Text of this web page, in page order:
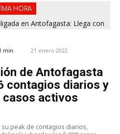
HORA
en Antofagasta: Llega con
min. 21 enero 2022
de Antofagasta
contagios diarios y
casos activos
peak de contagios diarios,